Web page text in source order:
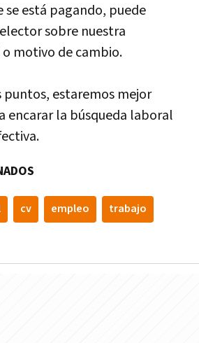
se está pagando, puede
sobre nuestra
motivo de cambio.
puntos, estaremos mejor
encarar la búsqueda laboral
cv empleo trabajo